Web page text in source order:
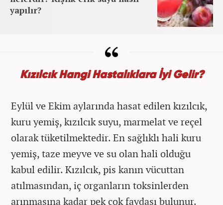
yapılır?
Kızılcık Hangi Hastalıklara İyi Gelir?
Eylül ve Ekim aylarında hasat edilen kızılcık,
kuru yemiş, kızılcık suyu, marmelat ve reçel
olarak tüketilmektedir. En sağlıklı hali kuru
yemiş, taze meyve ve su olan hali olduğu
kabul edilir. Kızılcık, pis kanın vücuttan
atılmasından, iç organların toksinlerden
arınmasına kadar pek çok faydası bulunur.